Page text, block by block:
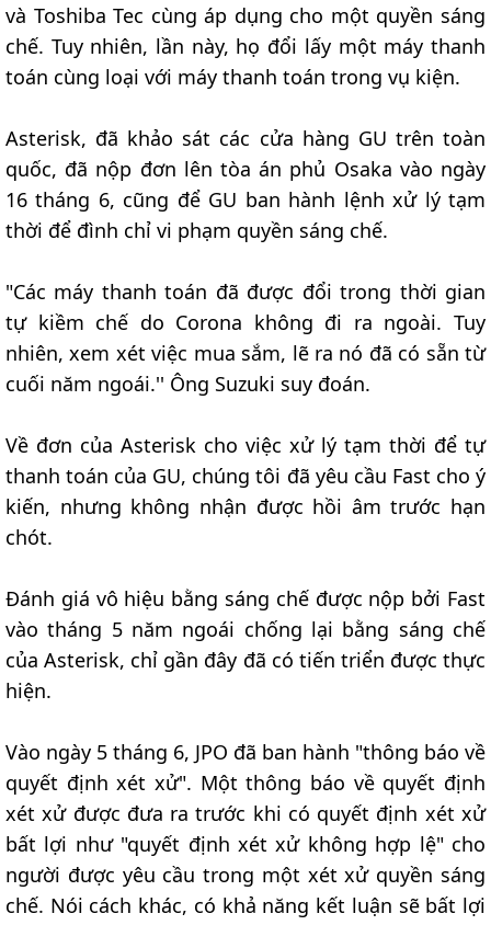
và Toshiba Tec cùng áp dụng cho một quyền sáng
chế. Tuy nhiên, lần này, họ đổi lấy một máy thanh
toán cùng loại với máy thanh toán trong vụ kiện.
Asterisk, đã khảo sát các cửa hàng GU trên toàn
quốc, đã nộp đơn lên tòa án phủ Osaka vào ngày
16 tháng 6, cũng để GU ban hành lệnh xử lý tạm
thời để đình chỉ vi phạm quyền sáng chế.
"Các máy thanh toán đã được đổi trong thời gian
tự kiềm chế do Corona không đi ra ngoài. Tuy
nhiên, xem xét việc mua sắm, lẽ ra nó đã có sẵn từ
cuối năm ngoái.'' Ông Suzuki suy đoán.
Về đơn của Asterisk cho việc xử lý tạm thời để tự
thanh toán của GU, chúng tôi đã yêu cầu Fast cho ý
kiến, nhưng không nhận được hồi âm trước hạn
chót.
Đánh giá vô hiệu bằng sáng chế được nộp bởi Fast
vào tháng 5 năm ngoái chống lại bằng sáng chế
của Asterisk, chỉ gần đây đã có tiến triển được thực
hiện.
Vào ngày 5 tháng 6, JPO đã ban hành "thông báo về
quyết định xét xử". Một thông báo về quyết định
xét xử được đưa ra trước khi có quyết định xét xử
bất lợi như "quyết định xét xử không hợp lệ" cho
người được yêu cầu trong một xét xử quyền sáng
chế. Nói cách khác, có khả năng kết luận sẽ bất lợi